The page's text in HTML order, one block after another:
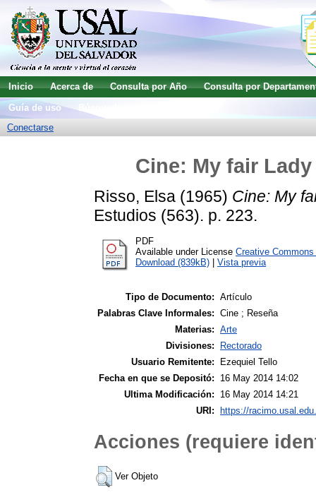
Inicio Acerca de Consulta por Año
Consulta por
Guía de uso
Conectarse
Cine: My fair
Risso, Elsa (1965) Cine: My
Estudios (563). p. 223.
PDF
Available under License Creative
Download (839kB)
Vista previa
Tipo de Documento: Artículo
Palabras Clave Informales: Cine ; Reseña
Materias: Arte
Divisiones:
Rectorado
Usuario Remitente:
Ezequiel Tello
Fecha en que se Depositó:
16 May 2014 14:02
Ultima Modificación:
16 May 2014 14:21
URI:
https://
Acciones (requiere
Ver Objeto